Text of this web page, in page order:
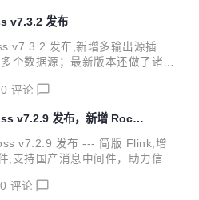
客户端健康检查机制、
容灾机制与Http-proxy微服务框
端改进：Elasticsearch客户端
v7.3.2 发布
v7.3.2 发布,新增多输出源插
个数据源；最新版本还做了诸多
采集功能扩展：增加多输出插
割机制，优化输出记录数据buff
能 数据采集功能改进：作业任务
据采集功能改进：优化作业停止
优化消费组件事务管理机制 Jso
的json序列化方法，提供更加优
0 评论
v7.2.9 发布，新增 Rocke
v7.2.9 发布 --- 简版 Flink,增
支持国产消息中间件，助力信创
数据迁移和导入导出能力。 v7.
0 评论